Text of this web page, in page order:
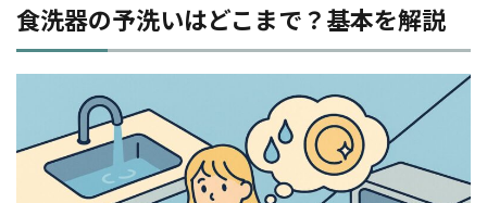
食洗器の予洗いはどこまで？基本を解説